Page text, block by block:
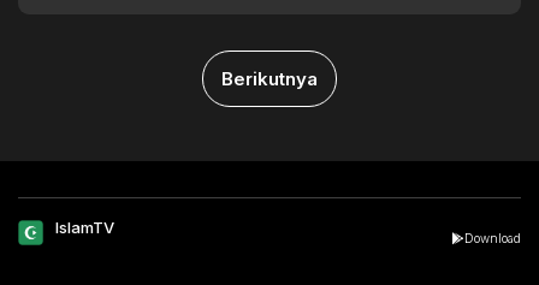
Berikutnya
IslamTV
Download